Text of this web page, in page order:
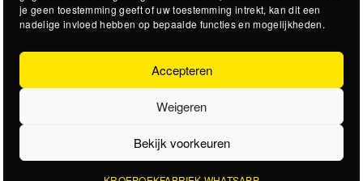
je geen toestemming geeft of uw toestemming intrekt, kan dit een
nadelige invloed hebben op bepaalde functies en mogelijkheden.
Accepteren
Weigeren
Bekijk voorkeuren